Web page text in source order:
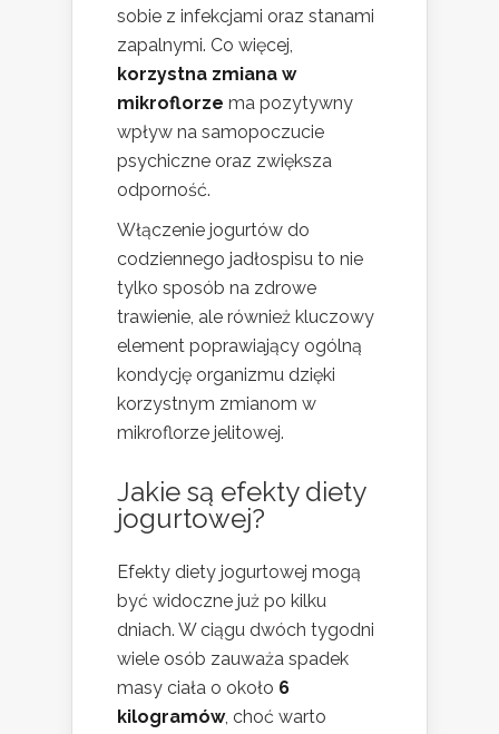
sobie z infekcjami oraz stanami
zapalnymi. Co więcej,
korzystna zmiana w
mikroflorze ma pozytywny
wpływ na samopoczucie
psychiczne oraz zwiększa
odporność.
Włączenie jogurtów do
codziennego jadłospisu to nie
tylko sposób na zdrowe
trawienie, ale również kluczowy
element poprawiający ogólną
kondycję organizmu dzięki
korzystnym zmianom w
mikroflorze jelitowej.
Jakie są efekty diety
jogurtowej?
Efekty diety jogurtowej mogą
być widoczne już po kilku
dniach. W ciągu dwóch tygodni
wiele osób zauważa spadek
masy ciała o około 6
kilogramów, choć warto